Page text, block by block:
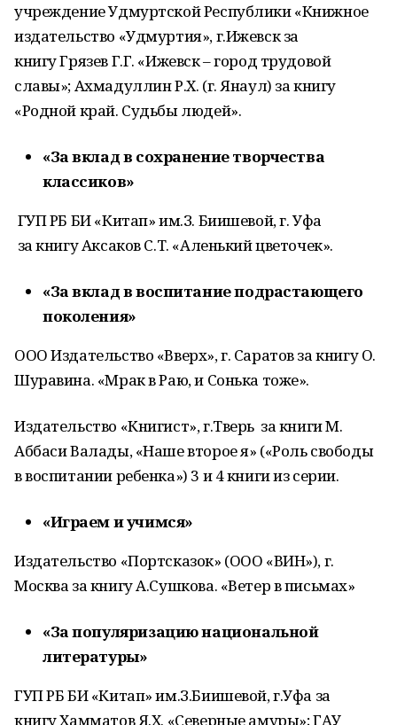
учреждение Удмуртской Республики «Книжное
издательство «Удмуртия», г.Ижевск за
книгу Грязев Г.Г. «Ижевск – город трудовой
славы»; Ахмадуллин Р.Х. (г. Янаул) за книгу
«Родной край. Судьбы людей».
«За вклад в сохранение творчества
классиков»
ГУП РБ БИ «Китап» им.З. Биишевой, г. Уфа
за книгу Аксаков С.Т. «Аленький цветочек».
«За вклад в воспитание подрастающего
поколения»
ООО Издательство «Вверх», г. Саратов за книгу О.
Шуравина. «Мрак в Раю, и Сонька тоже».
Издательство «Книгист», г.Тверь за книги М.
Аббаси Валады, «Наше второе я» («Роль свободы
в воспитании ребенка») 3 и 4 книги из серии.
«Играем и учимся»
Издательство «Портсказок» (ООО «ВИН»), г.
Москва за книгу А.Сушкова. «Ветер в письмах»
«За популяризацию национальной
литературы»
ГУП РБ БИ «Китап» им.З.Биишевой, г.Уфа за
книгу Хамматов Я.Х. «Северные амуры»; ГАУ